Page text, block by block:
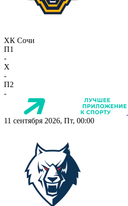
ХК Сочи
П1
-
X
-
П2
-
11 сентября 2026, Пт, 00:00